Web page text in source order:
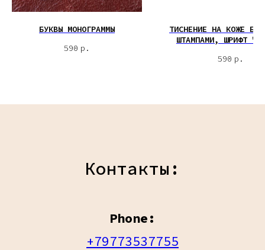
БУКВЫ МОНОГРАММЫ
590 р.
ТИСНЕНИЕ НА КОЖЕ
ШТАМПАМИ, ШРИФТ
590 р.
Контакты:
Phone:
+79773537755